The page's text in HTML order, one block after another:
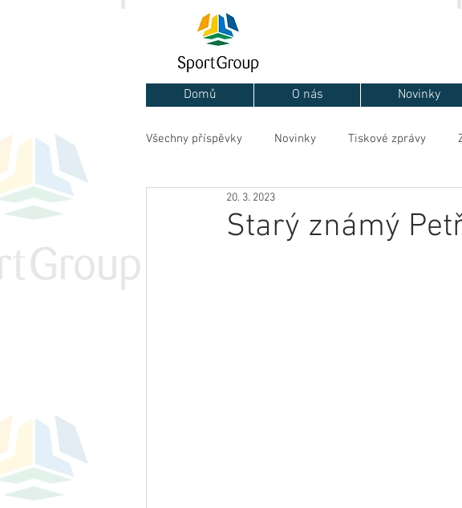
Domů O nás Novinky
Všechny příspěvky Novinky Tiskové zprávy
Starý známý
20. 3. 2023